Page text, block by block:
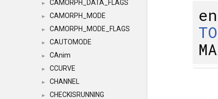
► CAMORPH_DATA_FLAGS
► CAMORPH_MODE
► CAMORPH_MODE_FLAGS
► CAUTOMODE
► CAnim
► CCURVE
► CHANNEL
► CHECKISRUNNING